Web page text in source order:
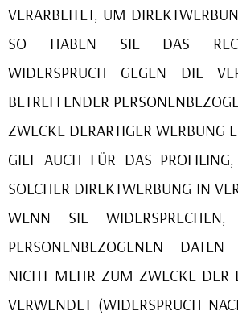
VERARBEITET, UM
SO HABEN SIE DAS
WIDERSPRUCH GEGEN DIE
BETREFFENDER
ZWECKE DERARTIGER WERBUNG
GILT AUCH FÜR DAS
SOLCHER DIREKTWERBUNG IN
WENN SIE
PERSONENBEZOGENEN DATEN
NICHT MEHR ZUM ZWECKE DER
VERWENDET (WIDERSPRUCH